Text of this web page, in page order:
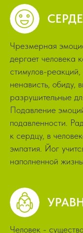
Чрезмерная
дергает человека
стимулов-реакций,
ненависть, обиду,
разрушительные
Подавление
подавленности.
к сердцу, в
эмпатия. Йог
наполненной
Человек -